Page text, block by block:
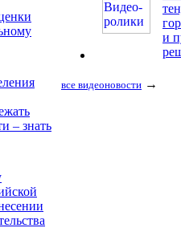
– знать
и
все видеоновости →